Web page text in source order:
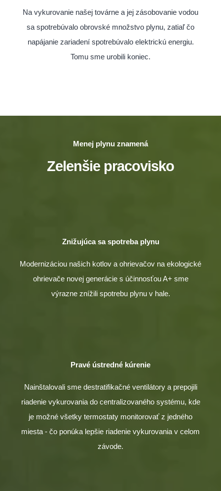
Na vykurovanie našej továrne a jej zásobovanie vodou
sa spotrebúvalo obrovské množstvo plynu, zatiaľ čo
napájanie zariadení spotrebúvalo elektrickú energiu.
Tomu sme urobili koniec.
Menej plynu znamená
Zelenšie pracovisko
Znižujúca sa spotreba plynu
Modernizáciou našich kotlov a ohrievačov na ekologické
ohrievače novej generácie s účinnosťou A+ sme
výrazne znížili spotrebu plynu v hale.
Pravé ústredné kúrenie
Nainštalovali sme destratifikačné ventilátory a prepojili
riadenie vykurovania do centralizovaného systému, kde
je možné všetky termostaty monitorovať z jedného
miesta - čo ponúka lepšie riadenie vykurovania v celom
závode.